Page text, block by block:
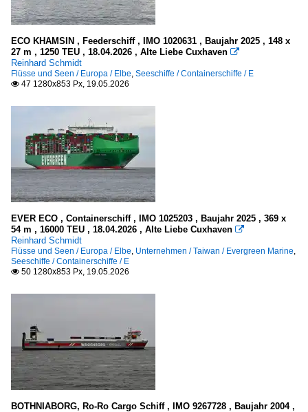
ECO KHAMSIN , Feederschiff , IMO 1020631 , Baujahr 2025 , 148 x
27 m , 1250 TEU , 18.04.2026 , Alte Liebe Cuxhaven 
Reinhard Schmidt
Flüsse und Seen / Europa / Elbe, Seeschiffe / Containerschiffe / E
 47 1280x853 Px, 19.05.2026
EVER ECO , Containerschiff , IMO 1025203 , Baujahr 2025 , 369 x
54 m , 16000 TEU , 18.04.2026 , Alte Liebe Cuxhaven 
Reinhard Schmidt
Flüsse und Seen / Europa / Elbe, Unternehmen / Taiwan / Evergreen Marine,
Seeschiffe / Containerschiffe / E
 50 1280x853 Px, 19.05.2026
BOTHNIABORG, Ro-Ro Cargo Schiff , IMO 9267728 , Baujahr 2004 ,